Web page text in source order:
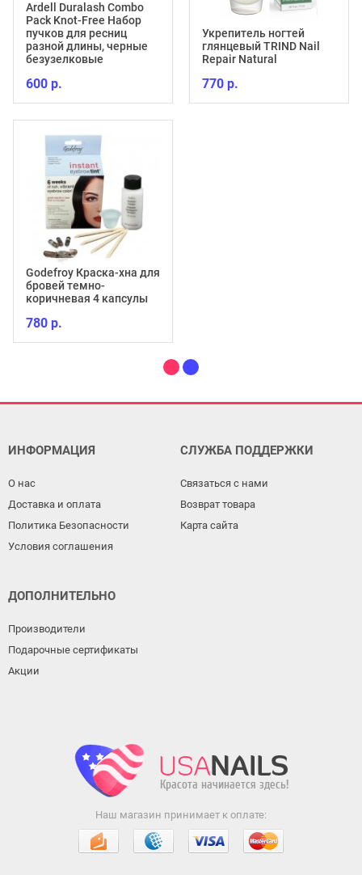
Ardell Duralash Combo
Pack Knot-Free Набор
пучков для ресниц
разной длины, черные
безузелковые
600 р.
Godefroy Краска-хна для
бровей темно-
коричневая 4 капсулы
780 р.
Укрепитель ногтей
глянцевый TRIND Nail
Repair Natural
770 р.
ИНФОРМАЦИЯ
О нас
Доставка и оплата
Политика Безопасности
Условия соглашения
СЛУЖБА ПОДДЕРЖКИ
Связаться с нами
Возврат товара
Карта сайта
ДОПОЛНИТЕЛЬНО
Производители
Подарочные сертификаты
Акции
Наш магазин принимает к оплате: